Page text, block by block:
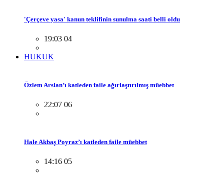
'Çerçeve yasa' kanun teklifinin sunulma saati belli oldu
19:03 04
HUKUK
Özlem Arslan’ı katleden faile ağırlaştırılmış müebbet
22:07 06
Hale Akbaş Poyraz’ı katleden faile müebbet
14:16 05